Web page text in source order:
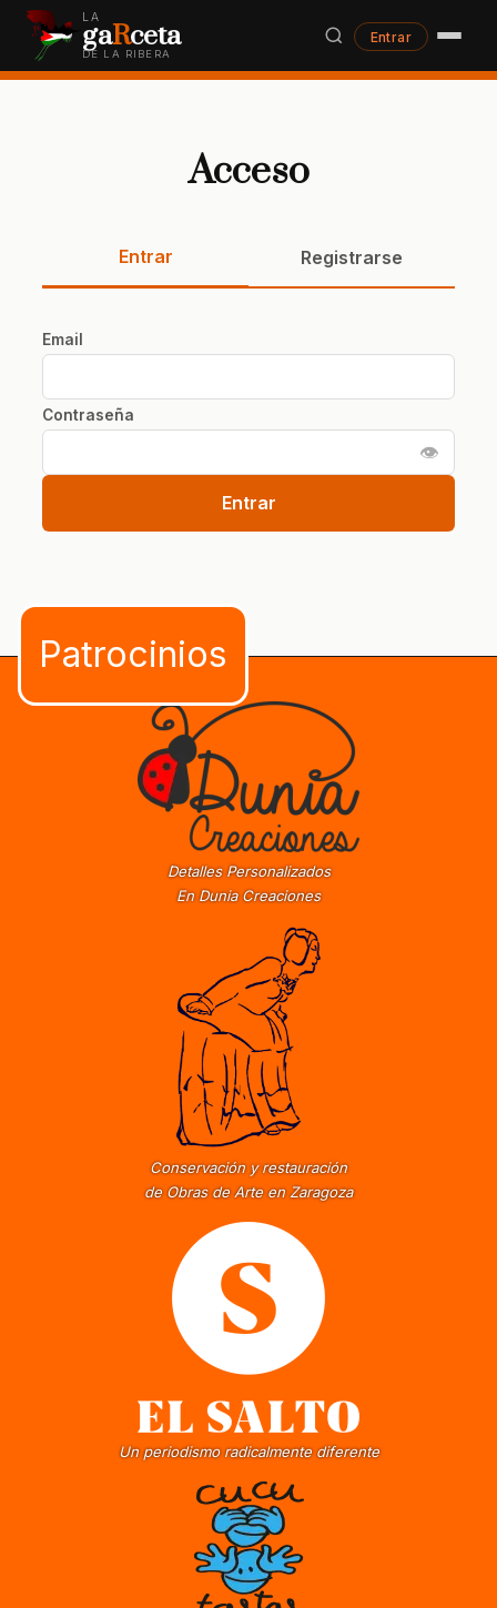
LA
gaRceta
DE LA RIBERA
Entrar
Acceso
Entrar Registrarse
Email
Contraseña
👁
Entrar
Detalles Personalizados
En Dunia Creaciones
Conservación y restauración
de Obras de Arte en Zaragoza
Un periodismo radicalmente diferente